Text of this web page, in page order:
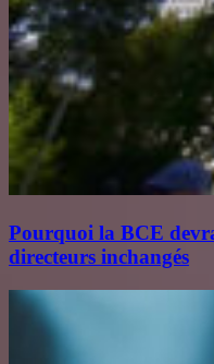
Pourquoi la BCE
directeurs inchangés